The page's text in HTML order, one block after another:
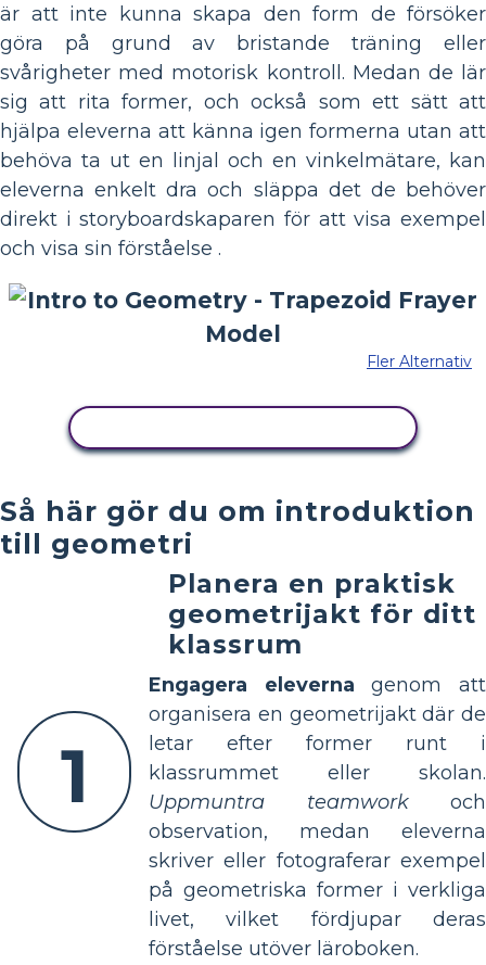
är att inte kunna skapa den form de försöker
göra på grund av bristande träning eller
svårigheter med motorisk kontroll. Medan de lär
sig att rita former, och också som ett sätt att
hjälpa eleverna att känna igen formerna utan att
behöva ta ut en linjal och en vinkelmätare, kan
eleverna enkelt dra och släppa det de behöver
direkt i storyboardskaparen för att visa exempel
och visa sin förståelse .
Fler Alternativ
Så här gör du om introduktion
till geometri
1
Planera en praktisk
geometrijakt för ditt
klassrum
Engagera eleverna genom att
organisera en geometrijakt där de
letar efter former runt i
klassrummet eller skolan.
Uppmuntra teamworkoch
observation, medan eleverna
skriver eller fotograferar exempel
på geometriska former i verkliga
livet, vilket fördjupar deras
förståelse utöver läroboken.